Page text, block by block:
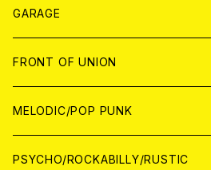
ANALOG
GARAGE
JAPAN
アナログ
CD
WORLD
アナログ
FRONT OF UNION
MELODIC/POP PUNK
JAPAN
PSYCHO/ROCKABILLY/RUSTIC